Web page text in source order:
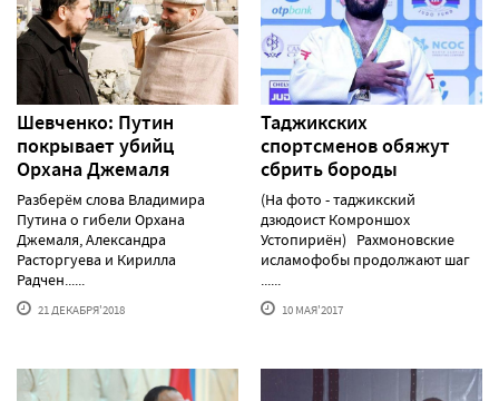
Шевченко: Путин
покрывает убийц
Орхана Джемаля
Разберём слова Владимира
Путина о гибели Орхана
Джемаля, Александра
Расторгуева и Кирилла
Радчен......
21 ДЕКАБРЯ'2018
Таджикских
спортсменов обяжут
сбрить бороды
(На фото - таджикский
дзюдоист Комроншох
Устопириён) Рахмоновские
исламофобы продолжают шаг
......
10 МАЯ'2017